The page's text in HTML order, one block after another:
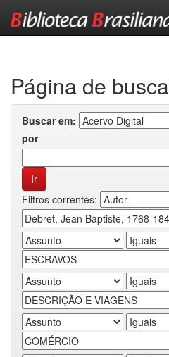
Página de busca
Buscar em:
por
Filtros correntes: